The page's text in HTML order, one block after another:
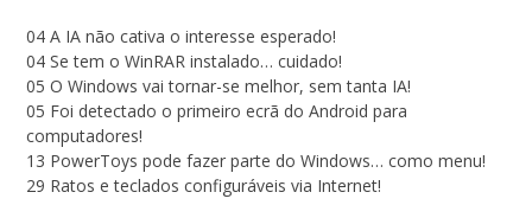
04 A IA não cativa o interesse esperado!
04 Se tem o WinRAR instalado… cuidado!
05 O Windows vai tornar-se melhor, sem tanta IA!
05 Foi detectado o primeiro ecrã do Android para
computadores!
13 PowerToys pode fazer parte do Windows… como menu!
29 Ratos e teclados configuráveis via Internet!